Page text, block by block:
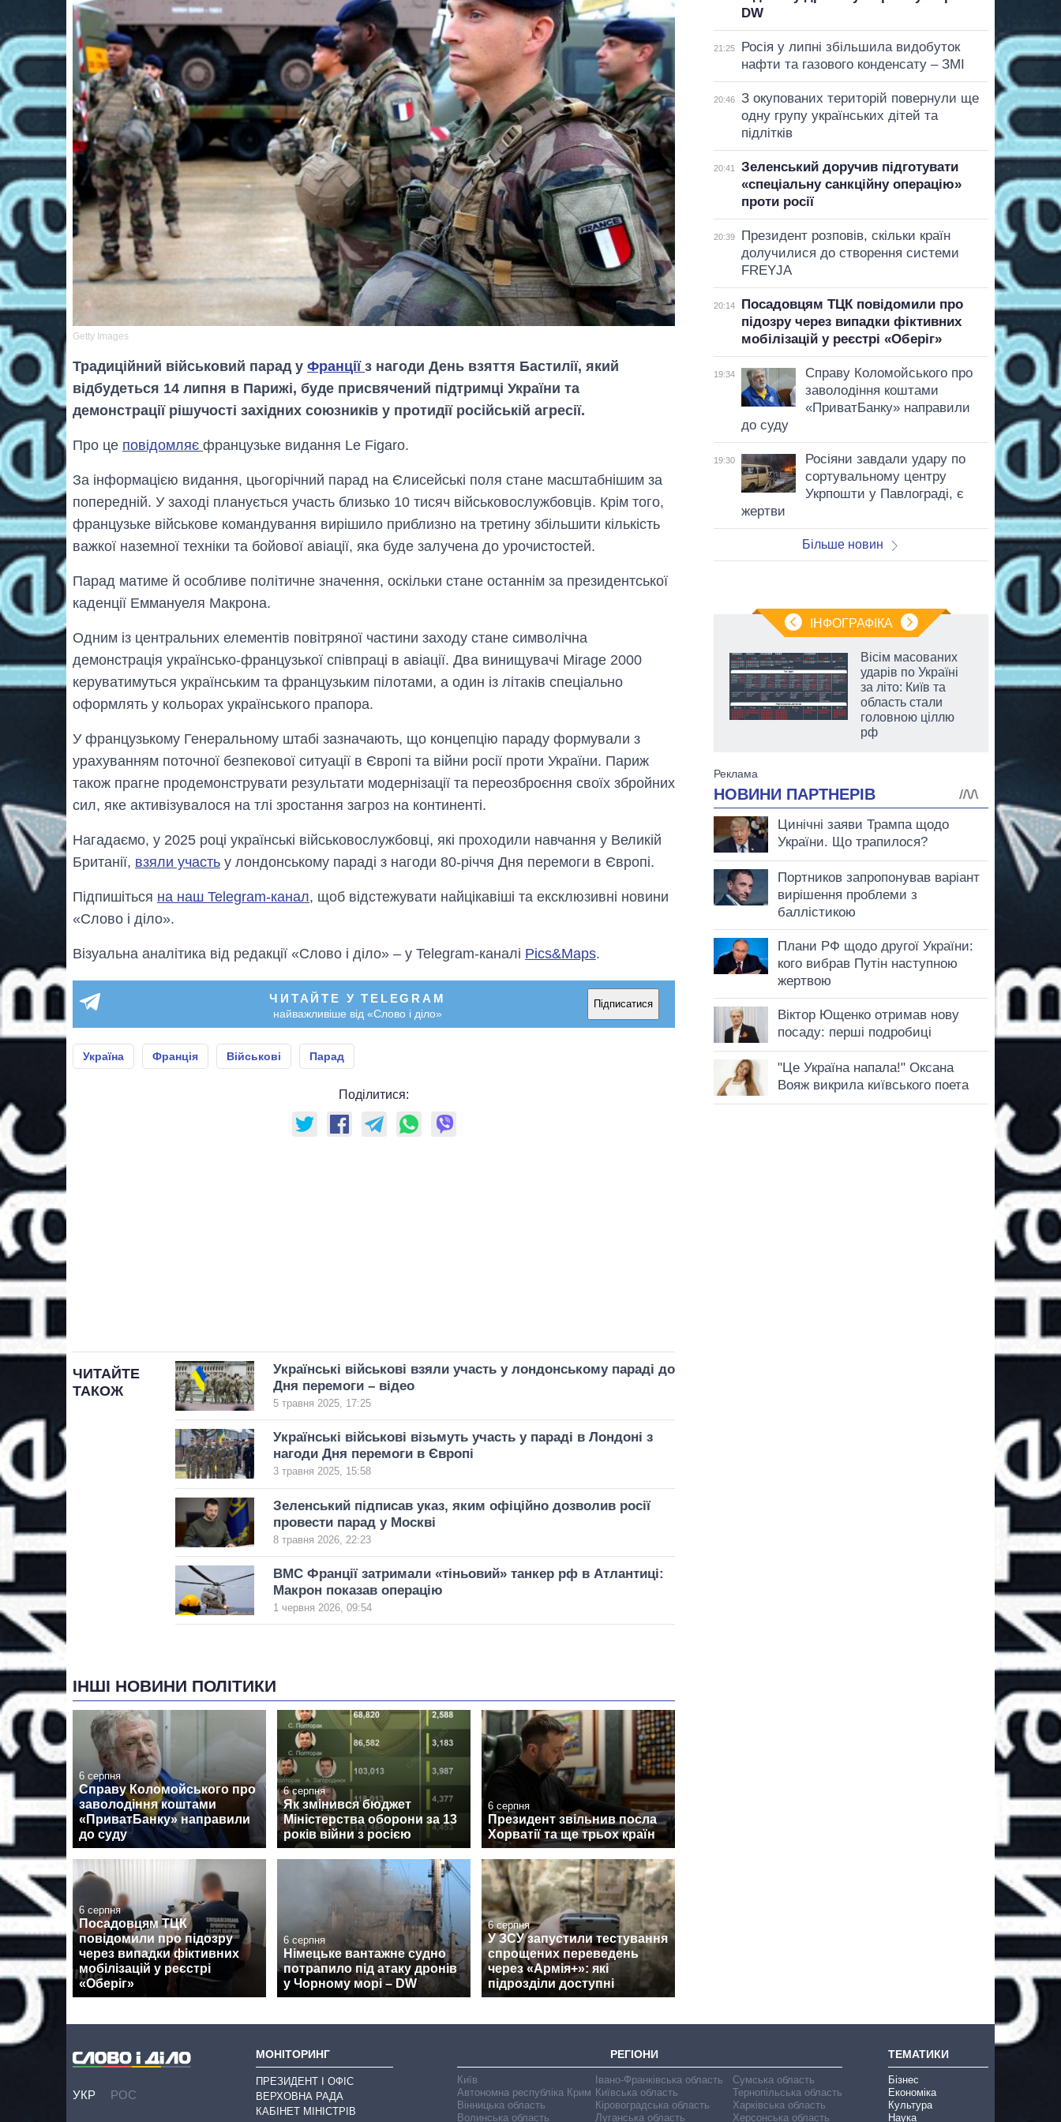
Getty Images
Традиційний військовий парад у Франції з нагоди День взяття Бастилії, який
відбудеться 14 липня в Парижі, буде присвячений підтримці України та
демонстрації рішучості західних союзників у протидії російській агресії.
Про це повідомляє французьке видання Le Figaro.
За інформацією видання, цьогорічний парад на Єлисейські поля стане масштабнішим за
попередній. У заході планується участь близько 10 тисяч військовослужбовців. Крім того,
французьке військове командування вирішило приблизно на третину збільшити кількість
важкої наземної техніки та бойової авіації, яка буде залучена до урочистостей.
Парад матиме й особливе політичне значення, оскільки стане останнім за президентської
каденції Еммануеля Макрона.
Одним із центральних елементів повітряної частини заходу стане символічна
демонстрація українсько-французької співпраці в авіації. Два винищувачі Mirage 2000
керуватимуться українським та французьким пілотами, а один із літаків спеціально
оформлять у кольорах українського прапора.
У французькому Генеральному штабі зазначають, що концепцію параду формували з
урахуванням поточної безпекової ситуації в Європі та війни росії проти України. Париж
також прагне продемонструвати результати модернізації та переозброєння своїх збройних
сил, яке активізувалося на тлі зростання загроз на континенті.
Нагадаємо, у 2025 році українські військовослужбовці, які проходили навчання у Великій
Британії, взяли участь у лондонському параді з нагоди 80-річчя Дня перемоги в Європі.
Підпишіться на наш Telegram-канал, щоб відстежувати найцікавіші та ексклюзивні новини
«Слово і діло».
Візуальна аналітика від редакції «Слово і діло» – у Telegram-каналі Pics&Maps.
ЧИТАЙТЕ У TELEGRAM
найважливіше від «Слово і діло»
Підписатися
Україна Франція Військові Парад
Поділитися:
ЧИТАЙТЕ
ТАКОЖ
Українські військові взяли участь у лондонському параді до
Дня перемоги – відео
5 травня 2025, 17:25
Українські військові візьмуть участь у параді в Лондоні з
нагоди Дня перемоги в Європі
3 травня 2025, 15:58
Зеленський підписав указ, яким офіційно дозволив росії
провести парад у Москві
8 травня 2026, 22:23
ВМС Франції затримали «тіньовий» танкер рф в Атлантиці:
Макрон показав операцію
1 червня 2026, 09:54
ІНШІ НОВИНИ ПОЛІТИКИ
6 серпня
Справу Коломойського про
заволодіння коштами
«ПриватБанку» направили
до суду
6 серпня
Як змінився бюджет
Міністерства оборони за 13
років війни з росією
6 серпня
Президент звільнив посла
Хорватії та ще трьох країн
6 серпня
Посадовцям ТЦК
повідомили про підозру
через випадки фіктивних
мобілізацій у реєстрі
«Оберіг»
6 серпня
Німецьке вантажне судно
потрапило під атаку дронів
у Чорному морі – DW
6 серпня
У ЗСУ запустили тестування
спрощених переведень
через «Армія+»: які
підрозділи доступні
DW
21:25
Росія у липні збільшила видобуток
нафти та газового конденсату – ЗМІ
20:46
З окупованих територій повернули ще
одну групу українських дітей та
підлітків
20:41
Зеленський доручив підготувати
«спеціальну санкційну операцію»
проти росії
20:39
Президент розповів, скільки країн
долучилися до створення системи
FREYJA
20:14
Посадовцям ТЦК повідомили про
підозру через випадки фіктивних
мобілізацій у реєстрі «Оберіг»
19:34
Справу Коломойського про
заволодіння коштами
«ПриватБанку» направили
до суду
19:30
Росіяни завдали удару по
сортувальному центру
Укрпошти у Павлограді, є
жертви
Більше новин
ІНФОГРАФІКА
Економіка ШІ-
гігантів: скільки
коштують і
Вісім масованих
ударів по Україні
за літо: Київ та
область стали
головною ціллю
рф
УКР РОС
МОНІТОРИНГ
ПРЕЗИДЕНТ І ОФІС
ВЕРХОВНА РАДА
КАБІНЕТ МІНІСТРІВ
РЕГІОНИ
Київ
Автономна республіка Крим
Вінницька область
Волинська область
Івано-Франківська область
Київська область
Кіровоградська область
Луганська область
Сумська область
Тернопільська область
Харківська область
Херсонська область
ТЕМАТИКИ
Бізнес
Економіка
Культура
Наука